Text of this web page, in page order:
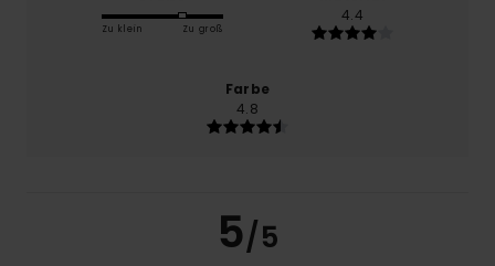
Zu klein Zu groß
4.4
Farbe
4.8
5/5